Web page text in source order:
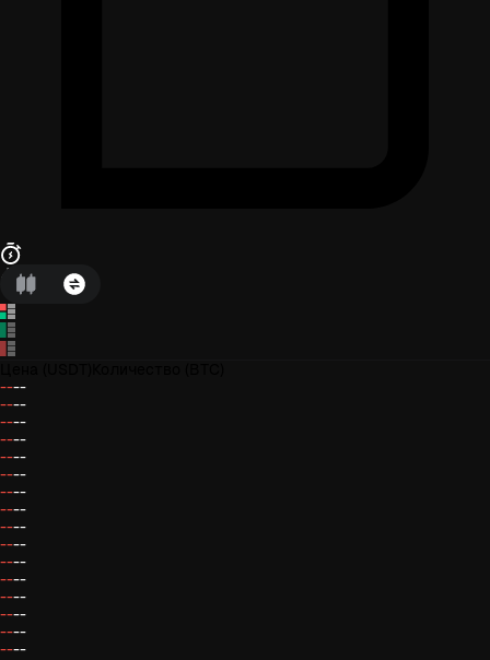
----
----
----
----
----
----
----
----
----
----
----
----
----
----
----
----